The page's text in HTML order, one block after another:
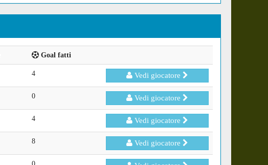
Goal fatti
4 Vedi giocatore
0 Vedi giocatore
4 Vedi giocatore
8 Vedi giocatore